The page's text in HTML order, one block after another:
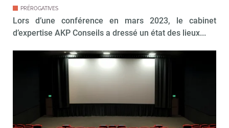
PRÉROGATIVES
Lors d’une conférence en mars 2023, le cabinet
d’expertise AKP Conseils a dressé un état des lieux...